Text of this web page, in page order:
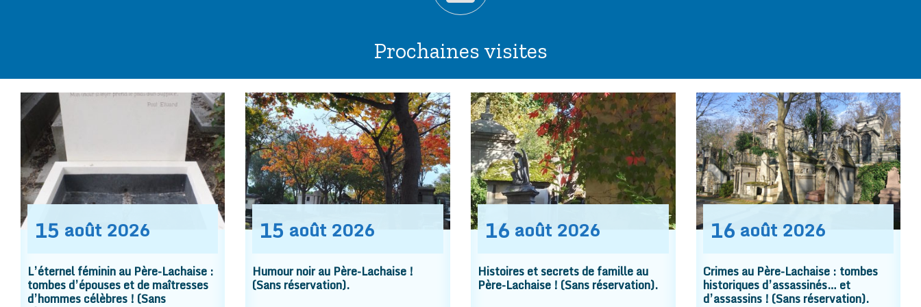
Prochaines visites
15 août 2026
L’éternel féminin au Père-Lachaise :
tombes d’épouses et de maîtresses
d’hommes célèbres ! (Sans
15 août 2026
Humour noir au Père-Lachaise !
(Sans réservation).
16 août 2026
Histoires et secrets de famille au
Père-Lachaise ! (Sans réservation).
16 août 2026
Crimes au Père-Lachaise : tombes
historiques d’assassinés… et
d’assassins ! (Sans réservation).